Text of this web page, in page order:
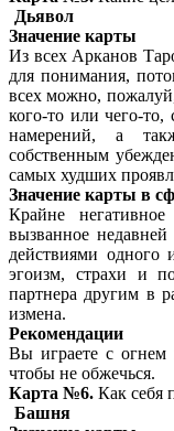
Дьявол
Значение карты
Из всех Арканов
для понимания,
всех можно,
кого-то или чего-
намерений, а
собственным
самых худших
Значение карты в
Крайне
вызванное
действиями одного
эгоизм, страхи и
партнера другим в
измена.
Рекомендации
Вы играете с огнем
чтобы не обжечься.
Карта №6. Как себя
Башня